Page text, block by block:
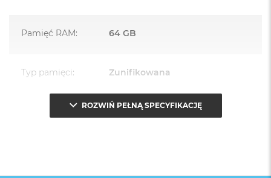
NIEWIELKI. Z WIELKIM ROZMACHEM
monitorem, ale możesz swobodnie postawić go, gdzie
tylko chcesz.
Pamięć RAM: 64 GB
Typ pamięci: Zunifikowana
Przepustowość
273 GB/s
ROZWIŃ PEŁNĄ SPECYFIKACJĘ